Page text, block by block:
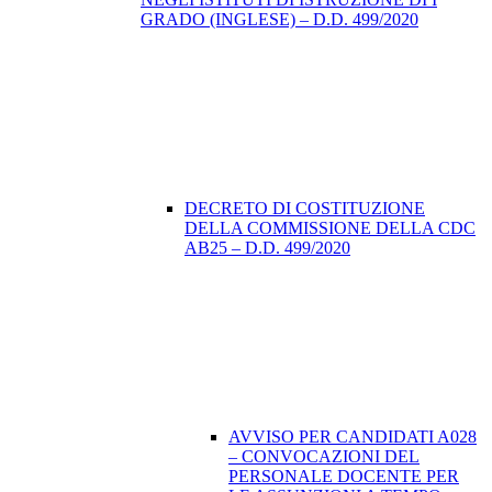
GRADO (INGLESE) – D.D. 499/2020
DECRETO DI COSTITUZIONE
DELLA COMMISSIONE DELLA CDC
AB25 – D.D. 499/2020
AVVISO PER CANDIDATI A028
– CONVOCAZIONI DEL
PERSONALE DOCENTE PER